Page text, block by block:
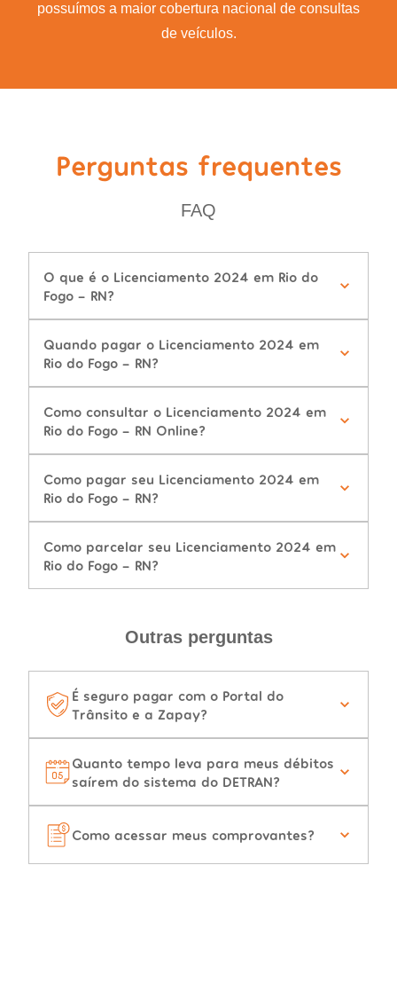
possuímos a maior cobertura nacional de consultas
de veículos.
Perguntas frequentes
FAQ
O que é o Licenciamento 2024 em Rio do
Fogo - RN?
Quando pagar o Licenciamento 2024 em
Rio do Fogo - RN?
Como consultar o Licenciamento 2024 em
Rio do Fogo - RN Online?
Como pagar seu Licenciamento 2024 em
Rio do Fogo - RN?
Como parcelar seu Licenciamento 2024 em
Rio do Fogo - RN?
Outras perguntas
É seguro pagar com o Portal do
Trânsito e a Zapay?
Quanto tempo leva para meus débitos
saírem do sistema do DETRAN?
Como acessar meus comprovantes?